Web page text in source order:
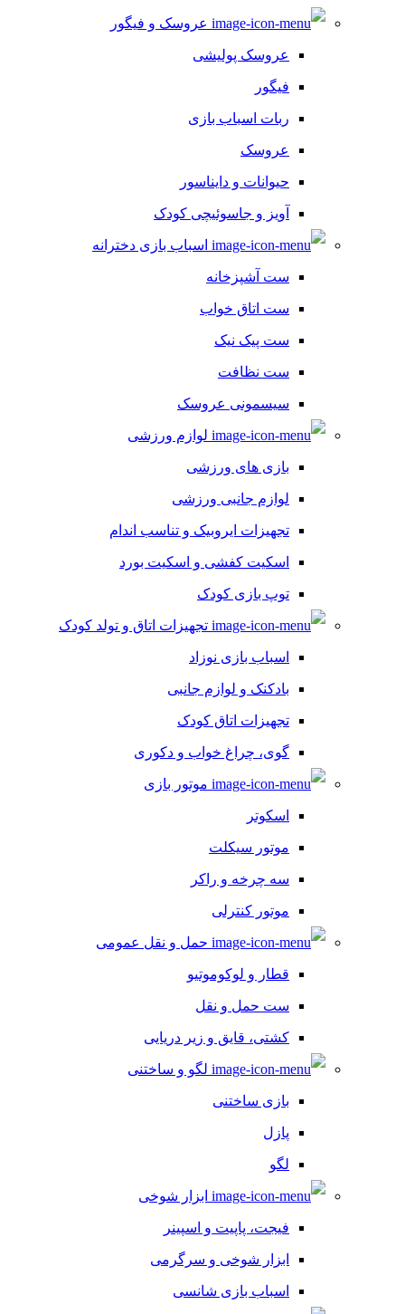
عروسک و فیگور
عروسک پولیشی
فیگور
ربات اسباب بازی
عروسک
حیوانات و دایناسور
آویز و جاسوئیچی کودک
اسباب بازی دخترانه
ست آشپزخانه
ست اتاق خواب
ست پیک نیک
ست نظافت
سیسمونی عروسک
لوازم ورزشی
بازی های ورزشی
لوازم جانبی ورزشی
تجهیزات ایروبیک و تناسب اندام
اسکیت کفشی و اسکیت بورد
توپ بازی کودک
تجهیزات اتاق و تولد کودک
اسباب بازی نوزاد
بادکنک و لوازم جانبی
تجهیزات اتاق کودک
گوی، چراغ خواب و دکوری
موتور بازی
اسکوتر
موتور سیکلت
سه چرخه و راکر
موتور کنترلی
حمل و نقل عمومی
قطار و لوکوموتیو
ست حمل و نقل
کشتی، قایق و زیر دریایی
لگو و ساختنی
بازی ساختنی
پازل
لگو
ابزار شوخی
فیجت، پاپیت و اسپینر
ابزار شوخی و سرگرمی
اسباب بازی شانسی